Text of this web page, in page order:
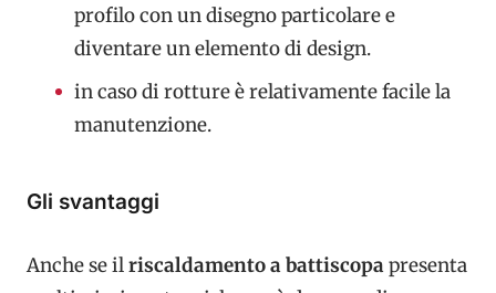
profilo con un disegno particolare e
diventare un elemento di design.
in caso di rotture è relativamente facile la
manutenzione.
Gli svantaggi
Anche se ilriscaldamento a battiscopapresenta